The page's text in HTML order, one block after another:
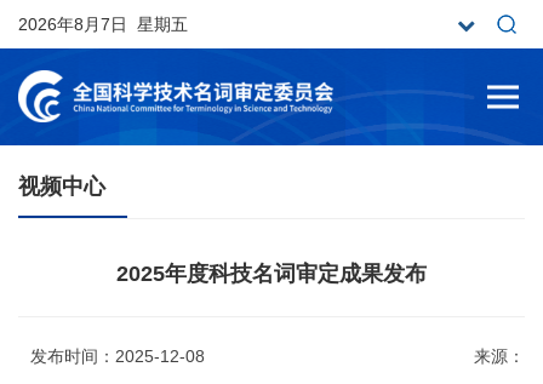
2026年8月7日 星期五
视频中心
2025年度科技名词审定成果发布
发布时间：2025-12-08 来源：